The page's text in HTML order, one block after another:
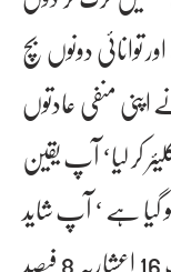
توانائی دونوں بچ
اپنی منفی عادتوں
کر لیا‘ آپ یقین
ہے ‘ آپ شاید